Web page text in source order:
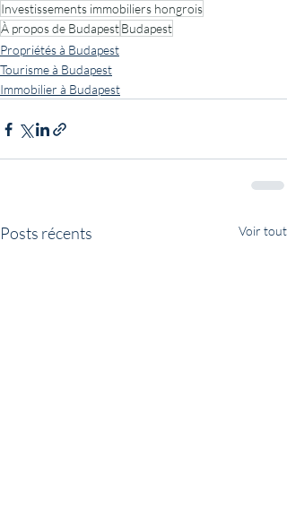
Investissements immobiliers hongrois
À propos de BudapestBudapest
Propriétés à Budapest
Tourisme à Budapest
Immobilier à Budapest
Posts récents Voir tout